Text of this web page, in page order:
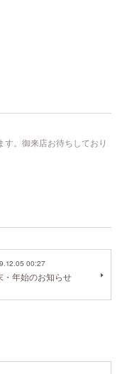
。御来店お待ちしており
00:27
・年始のお知らせ